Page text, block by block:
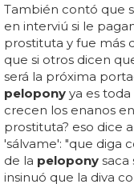
También contó que
en interviú si le
prostituta y fue más
que si otros dicen
será la próxima
pelopony ya es
crecen los enanos
prostituta? eso dice
'sálvame': "que diga
de la pelopony saca
insinuó que la diva